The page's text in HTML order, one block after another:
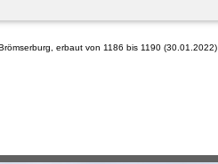
erbaut von 1186 bis 1190 (30.01.2022)